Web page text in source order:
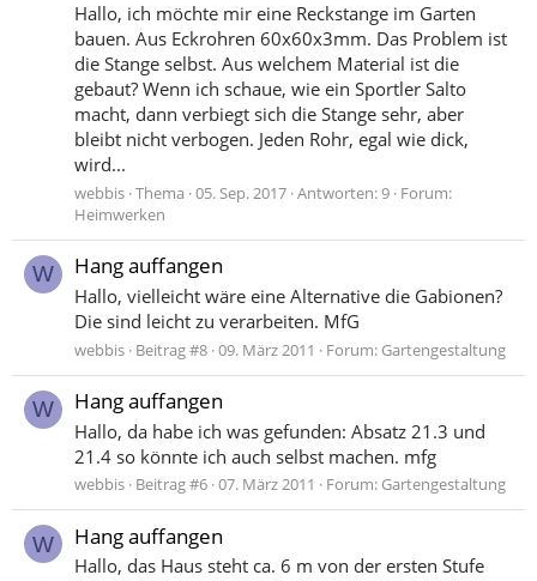
Hallo, ich möchte mir eine Reckstange im Garten
bauen. Aus Eckrohren 60x60x3mm. Das Problem ist
die Stange selbst. Aus welchem Material ist die
gebaut? Wenn ich schaue, wie ein Sportler Salto
macht, dann verbiegt sich die Stange sehr, aber
bleibt nicht verbogen. Jeden Rohr, egal wie dick,
wird...
webbis Thema 05. Sep. 2017 Antworten: 9 Forum:
Heimwerken
W Hang auffangen
Hallo, vielleicht wäre eine Alternative die Gabionen?
Die sind leicht zu verarbeiten. MfG
webbis Beitrag #8 09. März 2011 Forum: Gartengestaltung
W Hang auffangen
Hallo, da habe ich was gefunden: Absatz 21.3 und
21.4 so könnte ich auch selbst machen. mfg
webbis Beitrag #6 07. März 2011 Forum: Gartengestaltung
W Hang auffangen
Hallo, das Haus steht ca. 6 m von der ersten Stufe